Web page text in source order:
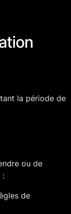
la période de
ou de
:
de